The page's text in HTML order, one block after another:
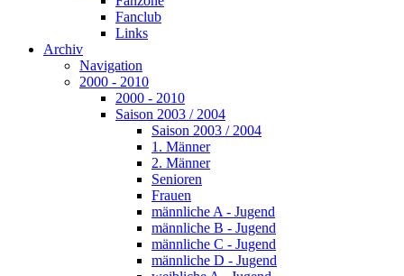
Fanclub
Links
Archiv
Navigation
2000 - 2010
2000 - 2010
Saison 2003 / 2004
Saison 2003 / 2004
1. Männer
2. Männer
Senioren
Frauen
männliche A - Jugend
männliche B - Jugend
männliche C - Jugend
männliche D - Jugend